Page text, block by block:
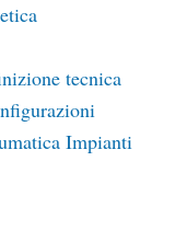
tecnica
Impianti